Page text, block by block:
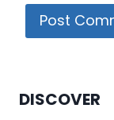
DISCOVER